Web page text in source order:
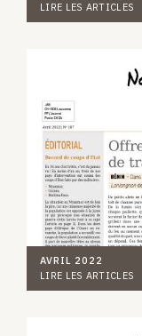
LIRE LES ARTICLES
AVRIL 2022
LIRE LES ARTICLES